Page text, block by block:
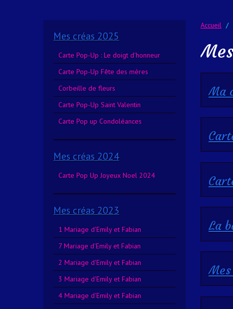
Accueil
Ma
La
Mes créas 2025
Carte Pop-Up : Le doigt d'honneur
Carte Pop-Up Fête des mères
Corbeille de fleurs
Carte Pop-Up Saint Valentin
Carte Pop up Condoléances
Mes créas 2024
Carte Pop Up Joyeux Noel 2024
Mes créas 2023
1 Mariage d'Emily et Fabian
7 Mariage d'Emily et Fabian
2 Mariage d'Emily et Fabian
3 Mariage d'Emily et Fabian
4 Mariage d'Emily et Fabian